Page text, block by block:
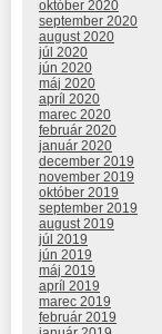
október 2020
september 2020
august 2020
júl 2020
jún 2020
máj 2020
apríl 2020
marec 2020
február 2020
január 2020
december 2019
november 2019
október 2019
september 2019
august 2019
júl 2019
jún 2019
máj 2019
apríl 2019
marec 2019
február 2019